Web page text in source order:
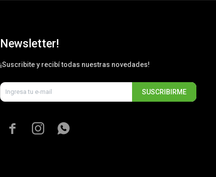
Newsletter!
¡Suscribite y recibí todas nuestras novedades!
SUSCRIBIRME
  